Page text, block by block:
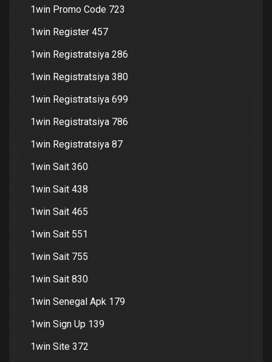
1win Promo Code 723
1win Register 457
1win Registratsiya 286
1win Registratsiya 380
1win Registratsiya 699
1win Registratsiya 786
1win Registratsiya 87
1win Sait 360
1win Sait 438
1win Sait 465
1win Sait 551
1win Sait 755
1win Sait 830
1win Senegal Apk 179
1win Sign Up 139
1win Site 372